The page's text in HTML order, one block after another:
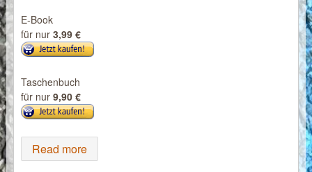
E-Book
für nur 3,99 €
Taschenbuch
für nur 9,90 €
Read more